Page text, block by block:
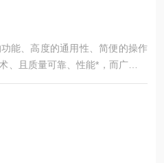
能、高度的通用性、简便的操作
、且质量可靠、性能*，而广泛用
物学研究和工业实验室的常规分